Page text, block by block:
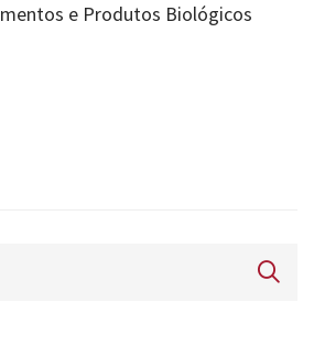
e Produtos Biológicos